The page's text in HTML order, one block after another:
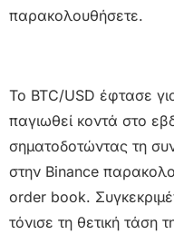
παρακολουθήσετε.
Το BTC/USD έφτασε
παγιωθεί κοντά στο
σηματοδοτώντας τη
στην Binance
order book.
τόνισε τη θετική τάση